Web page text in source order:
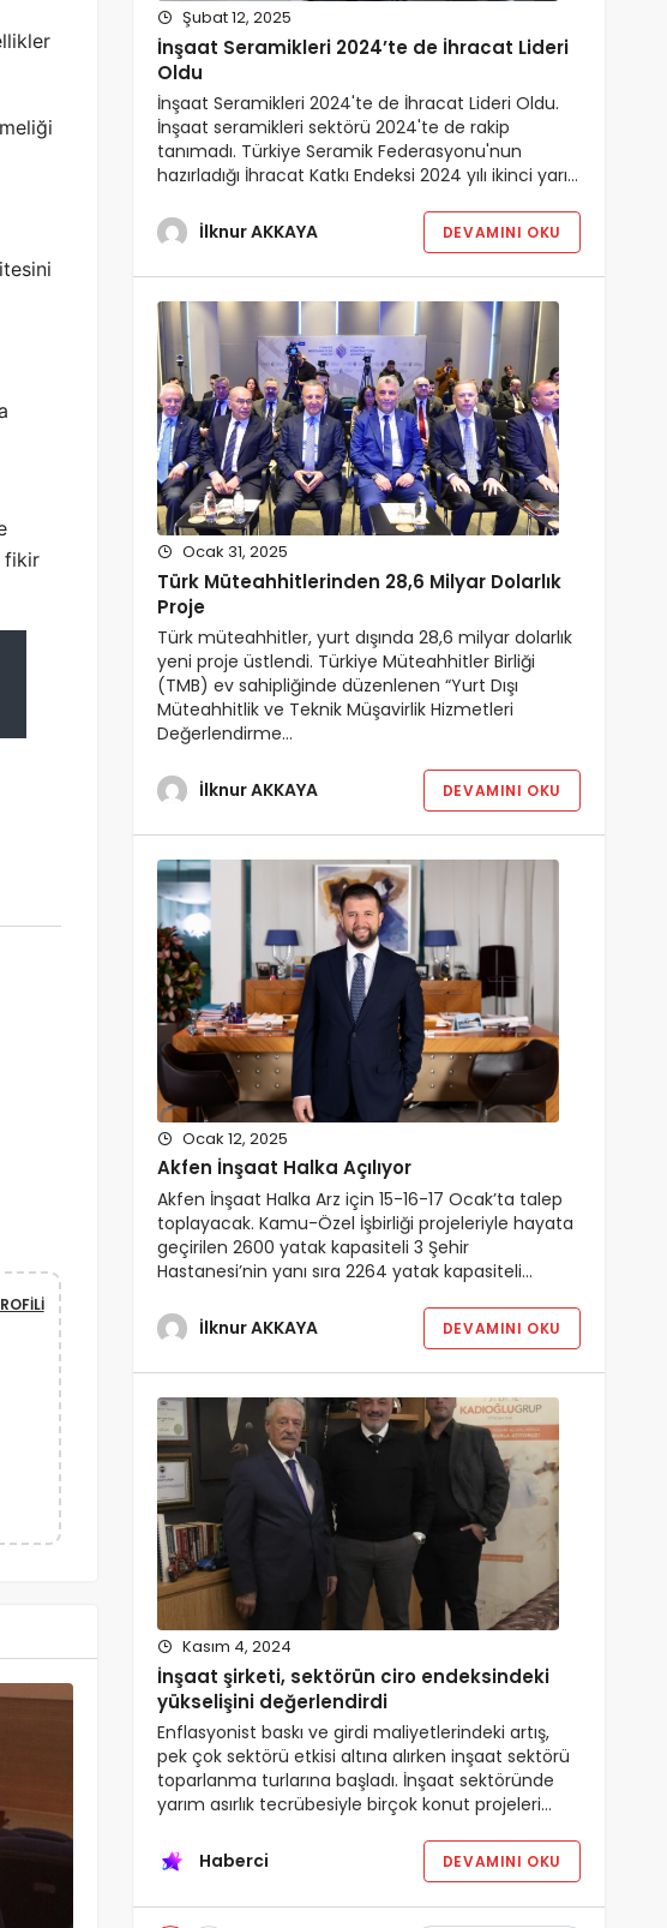
fikir
Şubat 12, 2025
İnşaat Seramikleri 2024’te de İhracat Lideri
Oldu
İnşaat Seramikleri 2024'te de İhracat Lideri Oldu.
İnşaat seramikleri sektörü 2024'te de rakip
tanımadı. Türkiye Seramik Federasyonu'nun
hazırladığı İhracat Katkı Endeksi 2024 yılı ikinci yarı…
İlknur AKKAYA DEVAMINI OKU
Ocak 31, 2025
Türk Müteahhitlerinden 28,6 Milyar Dolarlık
Proje
Türk müteahhitler, yurt dışında 28,6 milyar dolarlık
yeni proje üstlendi. Türkiye Müteahhitler Birliği
(TMB) ev sahipliğinde düzenlenen “Yurt Dışı
Müteahhitlik ve Teknik Müşavirlik Hizmetleri
Değerlendirme…
İlknur AKKAYA DEVAMINI OKU
Ocak 12, 2025
Akfen İnşaat Halka Açılıyor
Akfen İnşaat Halka Arz için 15-16-17 Ocak’ta talep
toplayacak. Kamu-Özel İşbirliği projeleriyle hayata
geçirilen 2600 yatak kapasiteli 3 Şehir
Hastanesi’nin yanı sıra 2264 yatak kapasiteli…
İlknur AKKAYA DEVAMINI OKU
Kasım 4, 2024
İnşaat şirketi, sektörün ciro endeksindeki
yükselişini değerlendirdi
Enflasyonist baskı ve girdi maliyetlerindeki artış,
pek çok sektörü etkisi altına alırken inşaat sektörü
toparlanma turlarına başladı. İnşaat sektöründe
yarım asırlık tecrübesiyle birçok konut projeleri…
Haberci DEVAMINI OKU